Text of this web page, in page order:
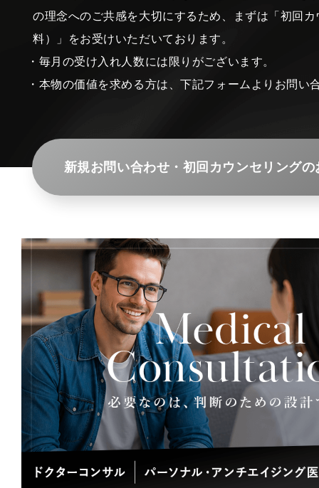
の理念へのご共感を大切にするため、まずは「初回
料）」をお受けいただいております。
・毎月の受け入れ人数には限りがございます。
・本物の価値を求める方は、下記フォームよりお問い
新規お問い合わせ・初回カウンセリングの